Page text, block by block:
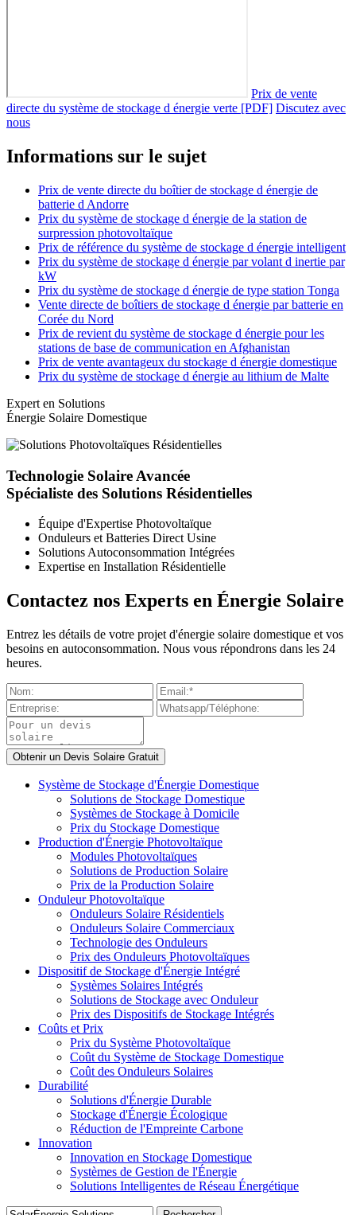
Prix de vente
directe du système de stockage d énergie verte [PDF] Discutez avec
nous
Informations sur le sujet
Prix de vente directe du boîtier de stockage d énergie de
batterie d Andorre
Prix du système de stockage d énergie de la station de
surpression photovoltaïque
Prix de référence du système de stockage d énergie intelligent
Prix du système de stockage d énergie par volant d inertie par
kW
Prix du système de stockage d énergie de type station Tonga
Vente directe de boîtiers de stockage d énergie par batterie en
Corée du Nord
Prix de revient du système de stockage d énergie pour les
stations de base de communication en Afghanistan
Prix de vente avantageux du stockage d énergie domestique
Prix du système de stockage d énergie au lithium de Malte
Expert en Solutions
Énergie Solaire Domestique
Technologie Solaire Avancée
Spécialiste des Solutions Résidentielles
Équipe d'Expertise Photovoltaïque
Onduleurs et Batteries Direct Usine
Solutions Autoconsommation Intégrées
Expertise en Installation Résidentielle
Contactez nos Experts en Énergie Solaire
Entrez les détails de votre projet d'énergie solaire domestique et vos
besoins en autoconsommation. Nous vous répondrons dans les 24
heures.
Système de Stockage d'Énergie Domestique
Solutions de Stockage Domestique
Systèmes de Stockage à Domicile
Prix du Stockage Domestique
Production d'Énergie Photovoltaïque
Modules Photovoltaïques
Solutions de Production Solaire
Prix de la Production Solaire
Onduleur Photovoltaïque
Onduleurs Solaire Résidentiels
Onduleurs Solaire Commerciaux
Technologie des Onduleurs
Prix des Onduleurs Photovoltaïques
Dispositif de Stockage d'Énergie Intégré
Systèmes Solaires Intégrés
Solutions de Stockage avec Onduleur
Prix des Dispositifs de Stockage Intégrés
Coûts et Prix
Prix du Système Photovoltaïque
Coût du Système de Stockage Domestique
Coût des Onduleurs Solaires
Durabilité
Solutions d'Énergie Durable
Stockage d'Énergie Écologique
Réduction de l'Empreinte Carbone
Innovation
Innovation en Stockage Domestique
Systèmes de Gestion de l'Énergie
Solutions Intelligentes de Réseau Énergétique